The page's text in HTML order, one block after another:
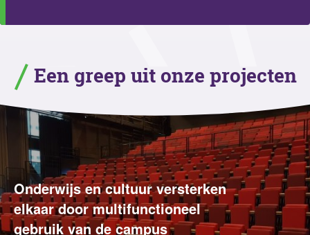
Een greep uit onze projecten
Onderwijs en cultuur versterken
elkaar door multifunctioneel
gebruik van de campus